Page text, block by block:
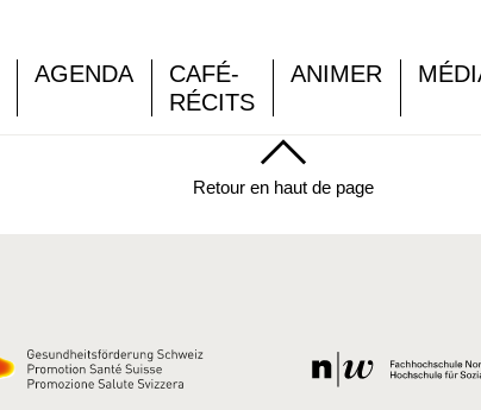
AGENDA
CAFÉ-
RÉCITS
ANIMER
Retour en haut de page